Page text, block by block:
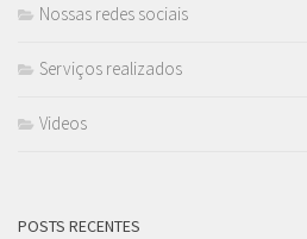
Nossas redes sociais
Serviços realizados
Videos
POSTS RECENTES